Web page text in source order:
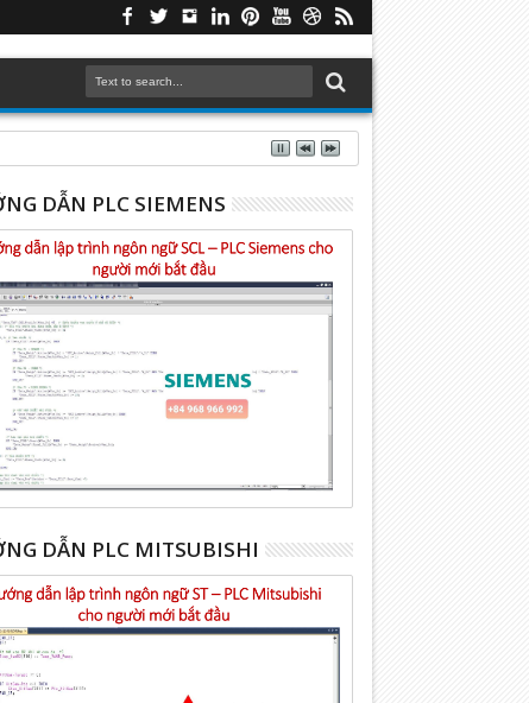
DẪN PLC SIEMENS
DẪN PLC MITSUBISHI